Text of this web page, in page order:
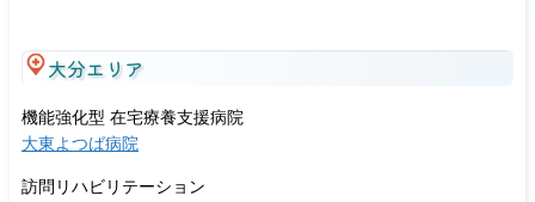
大分エリア
機能強化型 在宅療養支援病院
大東よつば病院
訪問リハビリテーション